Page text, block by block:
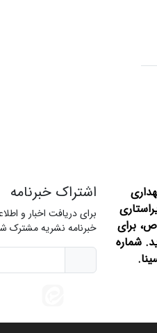
برای
شماره
بانک سینا.
اشتراک خبرنامه
برای دریافت اخبار و
خبرنامه نشریه مشترک